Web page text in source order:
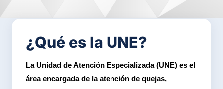
¿Qué es la UNE?
La Unidad de Atención Especializada (UNE) es el
área encargada de la atención de quejas,